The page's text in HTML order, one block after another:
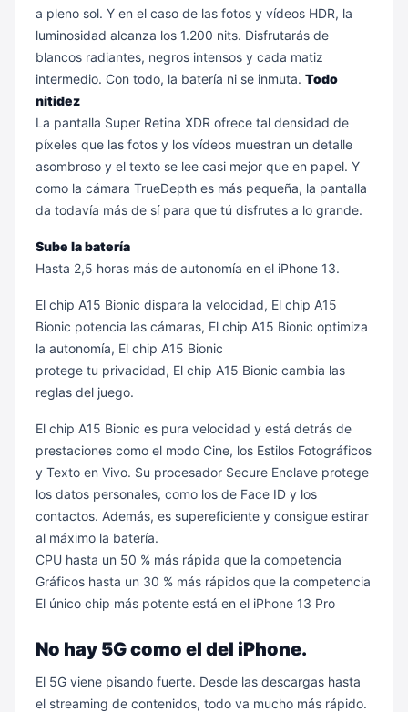
a pleno sol. Y en el caso de las fotos y vídeos HDR, la
luminosidad alcanza los 1.200 nits. Disfrutarás de
blancos radiantes, negros intensos y cada matiz
intermedio. Con todo, la batería ni se inmuta. Todo
nitidez
La pantalla Super Retina XDR ofrece tal densidad de
píxeles que las fotos y los vídeos muestran un detalle
asombroso y el texto se lee casi mejor que en papel. Y
como la cámara TrueDepth es más pequeña, la pantalla
da todavía más de sí para que tú disfrutes a lo grande.
Sube la batería
Hasta 2,5 horas más de autonomía en el iPhone 13.
El chip A15 Bionic dispara la velocidad, El chip A15
Bionic potencia las cámaras, El chip A15 Bionic optimiza
la autonomía, El chip A15 Bionic
protege tu privacidad, El chip A15 Bionic cambia las
reglas del juego.
El chip A15 Bionic es pura velocidad y está detrás de
prestaciones como el modo Cine, los Estilos Fotográficos
y Texto en Vivo. Su procesador Secure Enclave protege
los datos personales, como los de Face ID y los
contactos. Además, es supereficiente y consigue estirar
al máximo la batería.
CPU hasta un 50 % más rápida que la competencia
Gráficos hasta un 30 % más rápidos que la competencia
El único chip más potente está en el iPhone 13 Pro
No hay 5G como el del iPhone.
El 5G viene pisando fuerte. Desde las descargas hasta
el streaming de contenidos, todo va mucho más rápido.